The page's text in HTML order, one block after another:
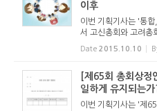
이후
이번 기획기사는 '통
서 고신총회와 고려총
런데 이번 통합은 개
고백과 신앙을 확인하
Date 2015.10.10
[제65회 총회상정
일하게 유지되는가
이번 기획기사는 '제